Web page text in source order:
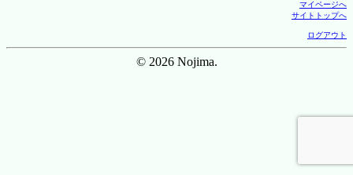
マイページへ
サイトトップへ
ログアウト
© 2026 Nojima.